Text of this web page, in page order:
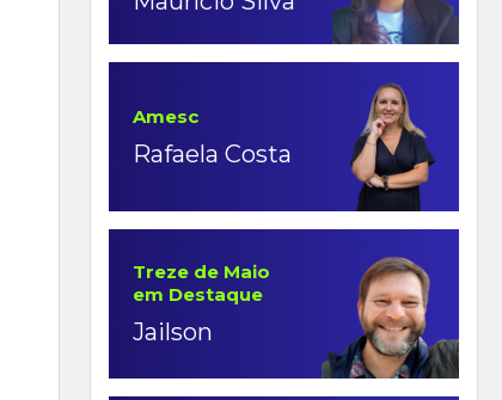
Amesc
Rafaela Costa
Treze de Maio
em Destaque
Jailson